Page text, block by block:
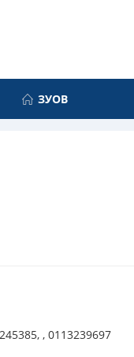
ЗУОВ
, 0113239697